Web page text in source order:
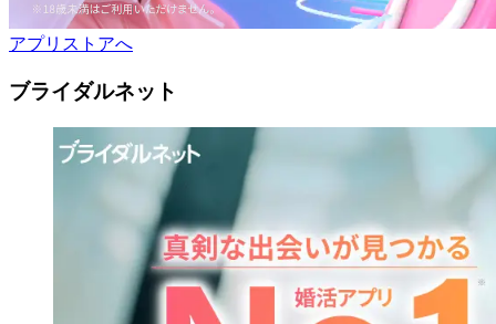
アプリストアへ
ブライダルネット